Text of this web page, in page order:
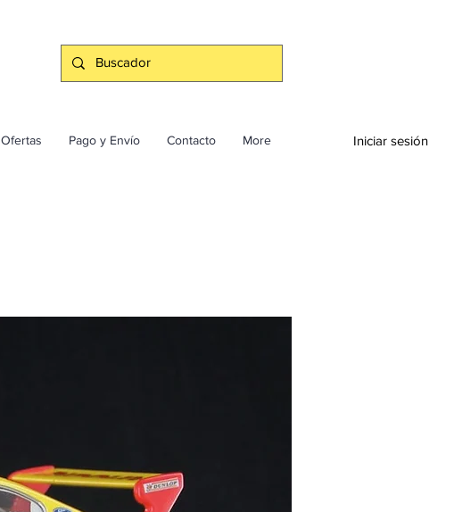
Ofertas Pago y Envío Contacto More Iniciar sesión